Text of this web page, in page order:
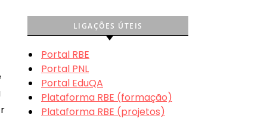
LIGAÇÕES ÚTEIS
Portal RBE
Portal PNL
Portal EduQA
Plataforma RBE (formação)
Plataforma RBE (projetos)